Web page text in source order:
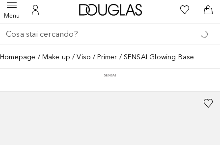
MenuApri menuAl Mio Account
A Douglas HomeAlla Mia
Al
Torna indietro
Esegui ricerca
Homepage Make up Viso Primer SENSAI Glowing Base